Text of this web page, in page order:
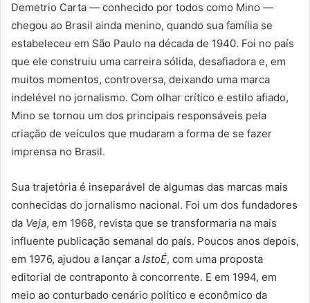
Demetrio Carta — conhecido por todos como Mino —
chegou ao Brasil ainda menino, quando sua família se
estabeleceu em São Paulo na década de 1940. Foi no país
que ele construiu uma carreira sólida, desafiadora e, em
muitos momentos, controversa, deixando uma marca
indelével no jornalismo. Com olhar crítico e estilo afiado,
Mino se tornou um dos principais responsáveis pela
criação de veículos que mudaram a forma de se fazer
imprensa no Brasil.
Sua trajetória é inseparável de algumas das marcas mais
conhecidas do jornalismo nacional. Foi um dos fundadores
da Veja, em 1968, revista que se transformaria na mais
influente publicação semanal do país. Poucos anos depois,
em 1976, ajudou a lançar a IstoÉ, com uma proposta
editorial de contraponto à concorrente. E em 1994, em
meio ao conturbado cenário político e econômico da